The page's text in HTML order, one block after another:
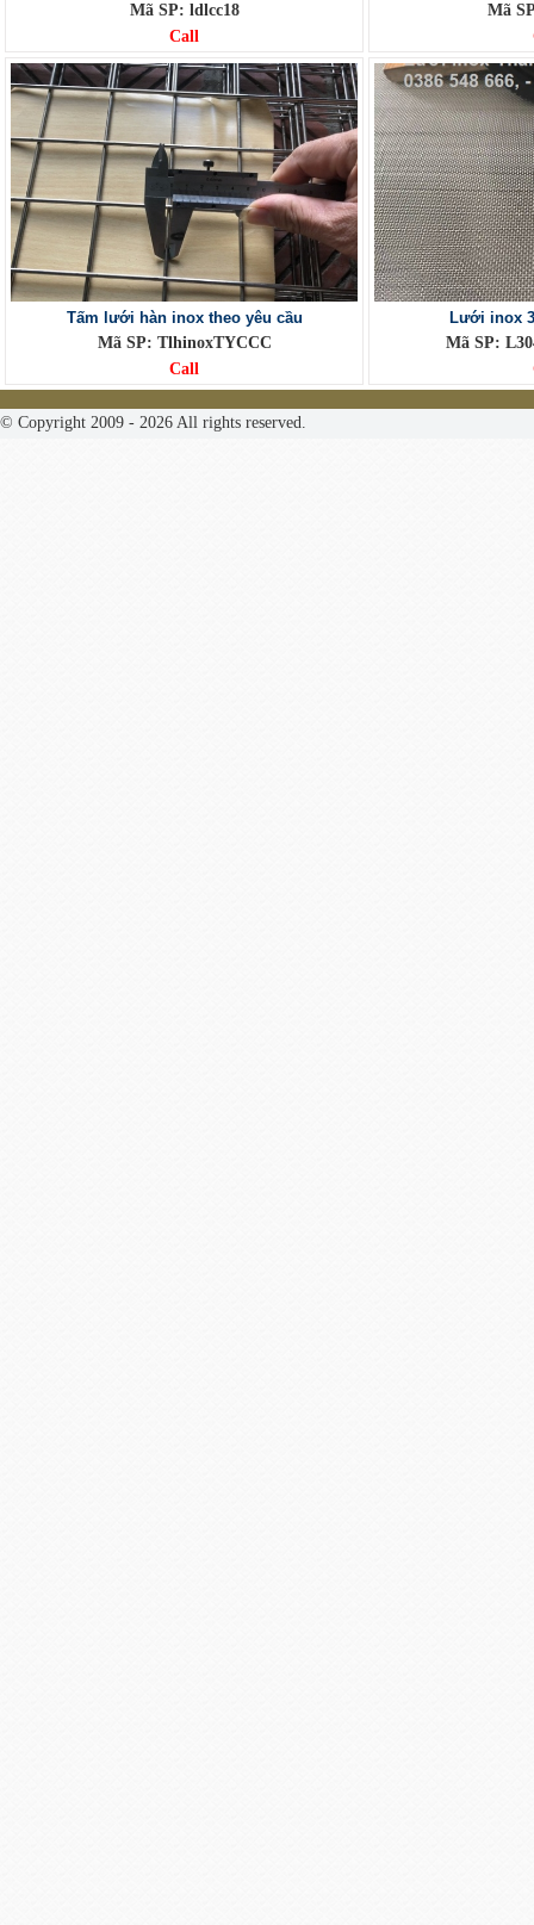
Mã SP: ldlcc18
Call
Mã
Tấm lưới hàn inox theo yêu cầu
Mã SP: TlhinoxTYCCC
Call
Lưới inox
Mã SP:
© Copyright 2009 - 2026 All rights reserved.